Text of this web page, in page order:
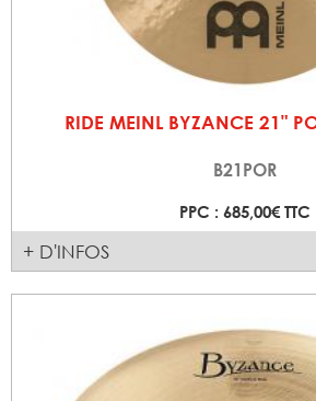
RIDE MEINL BYZANCE 21"
B21POR
PPC : 685,00€ TTC
+ D'INFOS